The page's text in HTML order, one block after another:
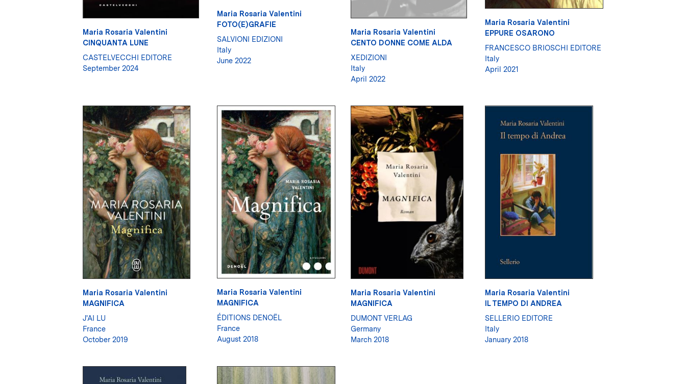
Maria Rosaria Valentini
CINQUANTA LUNE
CASTELVECCHI EDITORE
September 2024
Maria Rosaria Valentini
FOTO(E)GRAFIE
SALVIONI EDIZIONI
Italy
June 2022
Maria Rosaria Valentini
CENTO DONNE COME ALDA
XEDIZIONI
Italy
April 2022
Maria Rosaria Valentini
EPPURE OSARONO
FRANCESCO BRIOSCHI EDITORE
Italy
April 2021
Maria Rosaria Valentini
MAGNIFICA
J'AI LU
France
October 2019
Maria Rosaria Valentini
MAGNIFICA
ÉDITIONS DENOËL
France
August 2018
Maria Rosaria Valentini
MAGNIFICA
DUMONT VERLAG
Germany
March 2018
Maria Rosaria Valentini
IL TEMPO DI ANDREA
SELLERIO EDITORE
Italy
January 2018